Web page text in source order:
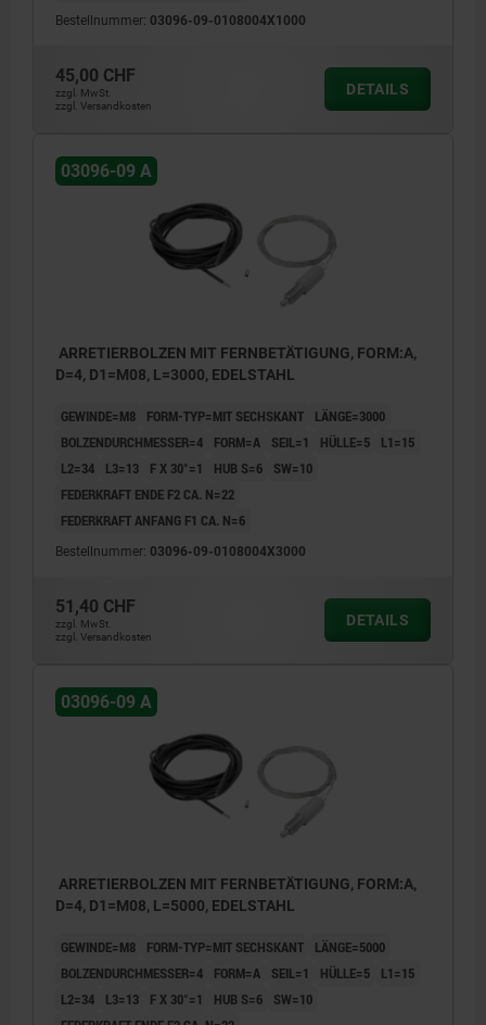
Bestellnummer: 03096-09-0108004X1000
45,00 CHF
zzgl. MwSt.
zzgl. Versandkosten
DETAILS
03096-09 A
ARRETIERBOLZEN MIT FERNBETÄTIGUNG, FORM:A,
D=4, D1=M08, L=3000, EDELSTAHL
GEWINDE=M8 FORM-TYP=MIT SECHSKANT
LÄNGE=3000
BOLZENDURCHMESSER=4
FORM=A SEIL=1 HÜLLE=5
L1=15
L2=34
L3=13 F X 30°=1 HUB S=6
SW=10
FEDERKRAFT ENDE F2 CA. N=22
FEDERKRAFT ANFANG F1 CA. N=6
Bestellnummer: 03096-09-0108004X3000
51,40 CHF
zzgl. MwSt.
zzgl. Versandkosten
DETAILS
03096-09 A
ARRETIERBOLZEN MIT FERNBETÄTIGUNG, FORM:A,
D=4, D1=M08, L=5000, EDELSTAHL
GEWINDE=M8 FORM-TYP=MIT SECHSKANT
LÄNGE=5000
BOLZENDURCHMESSER=4
FORM=A SEIL=1 HÜLLE=5
L1=15
L2=34
L3=13 F X 30°=1 HUB S=6
SW=10